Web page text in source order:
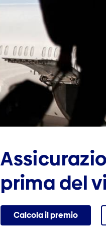
prima del
Calcola il premio